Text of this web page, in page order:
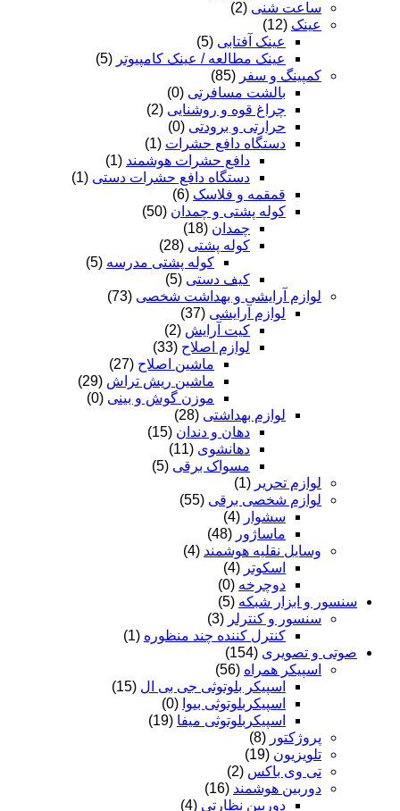
ساعت شنی (2)
عینک (12)
عینک آفتابی (5)
عینک مطالعه / عینک کامپیوتر (5)
کمپینگ و سفر (85)
بالشت مسافرتی (0)
چراغ قوه و روشنایی (2)
حرارتی و برودتی (0)
دستگاه دافع حشرات (1)
دافع حشرات هوشمند (1)
دستگاه دافع حشرات دستی (1)
قمقمه و فلاسک (6)
کوله پشتی و چمدان (50)
چمدان (18)
کوله پشتی (28)
کوله پشتی مدرسه (5)
کیف دستی (5)
لوازم آرایشی و بهداشت شخصی (73)
لوازم آرایشی (37)
کیت آرایش (2)
لوازم اصلاح (33)
ماشین اصلاح (27)
ماشین ریش تراش (29)
موزن گوش و بینی (0)
لوازم بهداشتی (28)
دهان و دندان (15)
دهانشوی (11)
مسواک برقی (5)
لوازم تحریر (1)
لوازم شخصی برقی (55)
سشوار (4)
ماساژور (48)
وسایل نقلیه هوشمند (4)
اسکوتر (4)
دوچرخه (0)
سنسور و ابزار شبکه (5)
سنسور و کنترلر (3)
کنترل کننده چند منظوره (1)
صوتی و تصویری (154)
اسپیکر همراه (56)
اسپیکر بلوتوثی جی بی ال (15)
اسپیکربلوتوثی بیوا (0)
اسپیکربلوتوثی میفا (19)
پروژکتور (8)
تلویزیون (19)
تی وی باکس (2)
دوربین هوشمند (16)
دوربین نظارتی (4)